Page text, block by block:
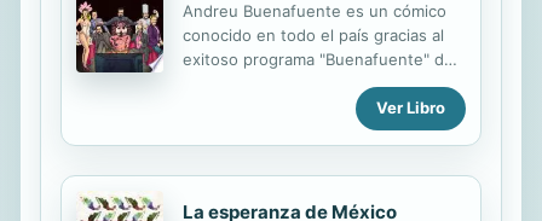
Andreu Buenafuente es un cómico
conocido en todo el país gracias al
exitoso programa "Buenafuente" de
La Sexta, un espacio que viene
demostrando cada día su éxito sin
parangón. Gracias a su ya extenso e
cada uno de sus libros es sinónimo
de éxito; en esta ocasión nos
Ver Libro
La esperanza de México